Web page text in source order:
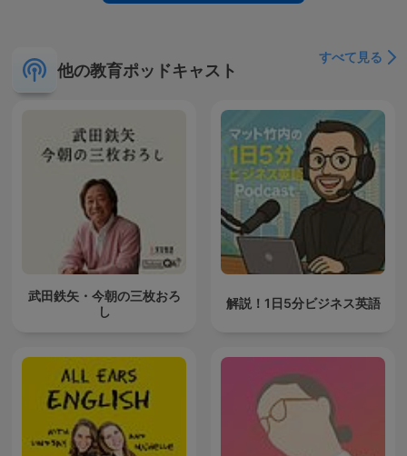
他の教育ポッドキャスト
すべて見る
武田鉄矢・今朝の三枚おろ
し
解説！1日5分ビジネス英語